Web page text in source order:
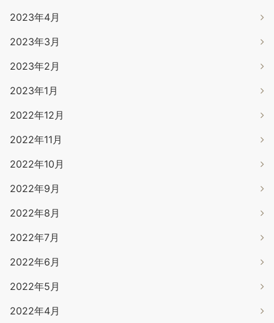
2023年4月
2023年3月
2023年2月
2023年1月
2022年12月
2022年11月
2022年10月
2022年9月
2022年8月
2022年7月
2022年6月
2022年5月
2022年4月